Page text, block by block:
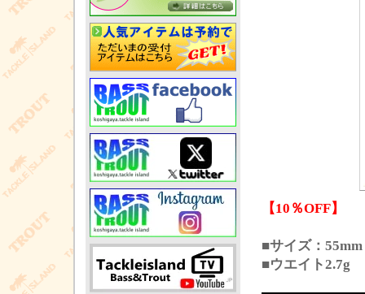
【10％OFF】
■サイズ：55mm
■ウエイト2.7g